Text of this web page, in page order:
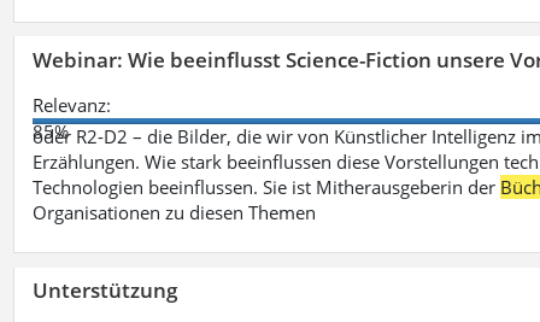
Webinar: Wie beeinflusst Science-Fiction unsere
Relevanz:
85%
oder R2-D2 – die Bilder, die wir von Künstlicher Intelligenz
Erzählungen. Wie stark beeinflussen diese Vorstellungen
Technologien beeinflussen. Sie ist Mitherausgeberin der
Organisationen zu diesen Themen
Unterstützung